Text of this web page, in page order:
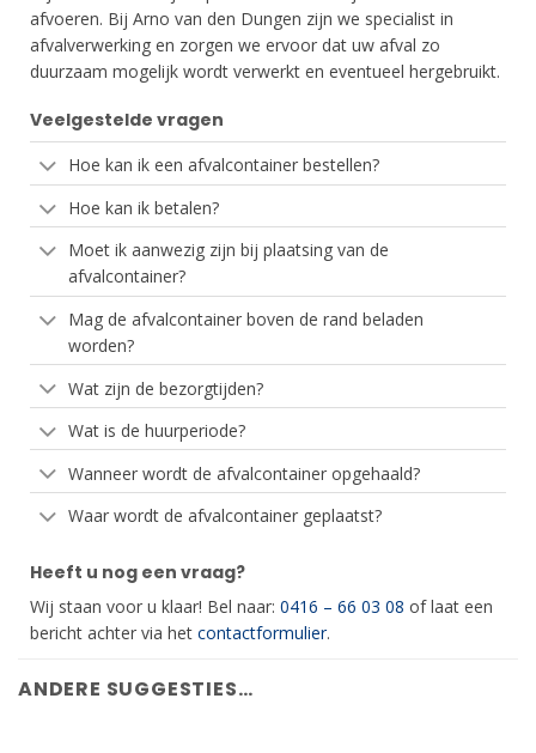
afvoeren. Bij Arno van den Dungen zijn we specialist in
afvalverwerking en zorgen we ervoor dat uw afval zo
duurzaam mogelijk wordt verwerkt en eventueel hergebruikt.
Veelgestelde vragen
Hoe kan ik een afvalcontainer bestellen?
Hoe kan ik betalen?
Moet ik aanwezig zijn bij plaatsing van de
afvalcontainer?
Mag de afvalcontainer boven de rand beladen
worden?
Wat zijn de bezorgtijden?
Wat is de huurperiode?
Wanneer wordt de afvalcontainer opgehaald?
Waar wordt de afvalcontainer geplaatst?
Heeft u nog een vraag?
Wij staan voor u klaar! Bel naar: 0416 – 66 03 08 of laat een
bericht achter via het contactformulier.
ANDERE SUGGESTIES…